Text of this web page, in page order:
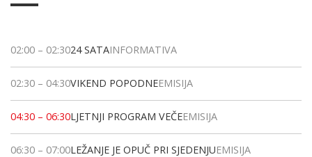
02:00 – 02:3024 SATAINFORMATIVA
02:30 – 04:30VIKEND POPODNEEMISIJA
04:30 – 06:30LJETNJI PROGRAM VEČEEMISIJA
06:30 – 07:00LEŽANJE JE OPUČ PRI SJEDENJUEMISIJA